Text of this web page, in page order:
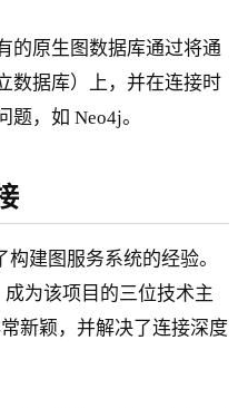
的原生图数据库通过将通
数据库）上，并在连接时
，如 Neo4j。
建图服务系统的经验。
成为该项目的三位技术主
新颖，并解决了连接深度